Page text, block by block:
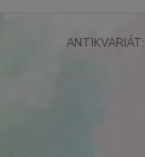
ANTIKVARIÁT: